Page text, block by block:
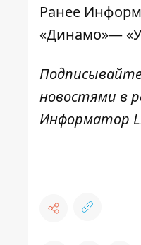
Ранее
«Динамо»—
новостями в
Информатор